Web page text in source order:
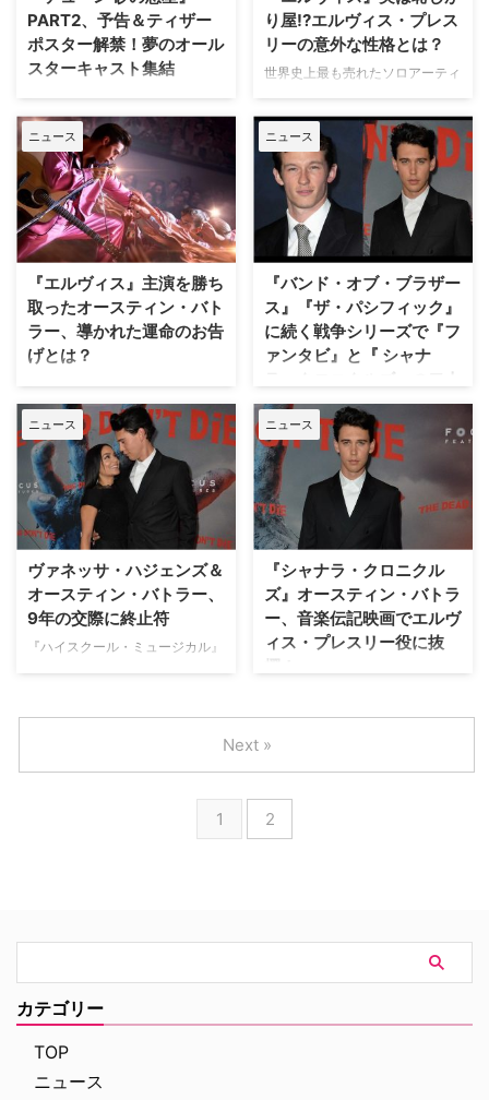
となった。 『バンド・オブ・ブ
ラザース』などに続く戦争ドラマ
第3弾 海外ドラマの歴史を変えた
とも言われる2001年の傑作ドラ
マ『バンド・オブ・ブラザー
ス』、そして2010年の『ザ・パ
シフィック』を世に送り出したス
ピルバーグとトム。そんな二人が
またもやタッグを組 …
ーフォリア／EUPHORIA』でエミ
ー賞史上最年少での主演女優賞の
受賞や大ヒット作『スパイダーマ
イヤを始め、レベッカ・ファーガ
ソン、ハビエ …
PART2、予告＆ティザー
ポスター解禁！夢のオール
スターキャスト集結
惑星デューンを舞台に壮大な宇宙
戦争を描いた大ヒット映画『デュ
ーン 砂の惑星』待望の続編、
『デューン 砂の惑星』PART2の
予告映像とティザーポスターが全
世界解禁になった。 『デューン
砂の惑星』とは？ その惑星を制
する者が全宇宙を制すると言われ
る惑星デューンを舞台に壮大な宇
宙戦争を描いた小説「デューン
砂の惑星」（フランク・ハンバー
ド著/早川書房）。宮崎駿監督の
『風の谷のナウシカ』やジョー
ォーズ』シリーズにも大きな影響
を与え、その壮大なスケールから
実写化不可能と言われ続けてい …
り屋!?エルヴィス・プレス
リーの意外な性格とは？
世界史上最も売れたソロアーティ
＜誰も知らなかった＞真実の物語
を映像化した映画『エルヴィ
ス』。本作で主演を務めるオース
ティン・バトラーが、エルヴィ
ス・プレスリーの意外な性格の秘
密を明かした。 音楽（ロック）
で世界を変えた、史上最も売れた
ソロアーティスト エルヴィス・
プレスリー。R＆Bにカントリー
ミュージックを融合させた、今ま
で誰も聞いたことのなかったよう
な音楽と、刺激的なダンス。若者
の心を捉えた彼のパフォーマンス
えも壊し、新しい時代を …
ニュース
『エルヴィス』主演を勝ち
取ったオースティン・バト
ラー、導かれた運命のお告
げとは？
彼がいなければ、ビートルズも、
クイーンも存在しなかった――。
世界史上最も売れたソロアーティ
スト、エルヴィス・プレスリーの
誰も知らなかった真実の物語が語
られる『エルヴィス』がこの夏公
開。この度、本作でエルヴィスを
演じたオースティン・バトラー
が主役の座を射止めたオーディシ
ョンとの運命的出会いの秘話を明
かした。 オースティン・バトラ
ーがエルヴィス役を勝ち取るま
ニュース
『バンド・オブ・ブラザー
ス』『ザ・パシフィック』
に続く戦争シリーズで『フ
ァンタビ』と『 シャナ
ラ・クロニクルズ』の二人
が共演
スティーヴン・スピルバーグとト
ム・ハンクスが手掛けてきた『バ
ンド・オブ・ブラザース』と
『ザ・パシフィック』に続く戦争
リミテッドシリーズの新作で、カ
ラム・ターナー（『ファンタステ
ィック・ビーストと黒い魔法使い
の誕生』）とオースティン・バト
ラー（『シャナラ・クロニクル
ズ』）が主演を務めることがわか
った。米Deadlineが…
ニュース
ヴァネッサ・ハジェンズ＆
オースティン・バトラー、
9年の交際に終止符
『ハイスクール・ミュージカル』
優のオースティン・バトラーと破
局していたことがわかった。米
US Weeklyなど複数のメディアが
関係筋からの話として報じてい
ニュース
『シャナラ・クロニクル
ズ』オースティン・バトラ
ー、音楽伝記映画でエルヴ
ィス・プレスリー役に抜
擢！
クロニクルズ』で伝説の一族であ
るシャナラ家の末裔ウィル・オム
エルヴィス・プレスリー役に抜擢
されたことが明らかとなった。米
1 2
Next »
カテゴリー
TOP
ニュース